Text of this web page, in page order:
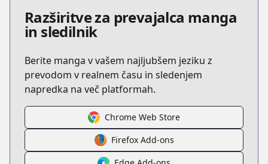
Razširitve za prevajalca manga
in sledilnik
Berite manga v vašem najljubšem jeziku z
prevodom v realnem času in sledenjem
napredka na več platformah.
Chrome Web Store
Firefox Add-ons